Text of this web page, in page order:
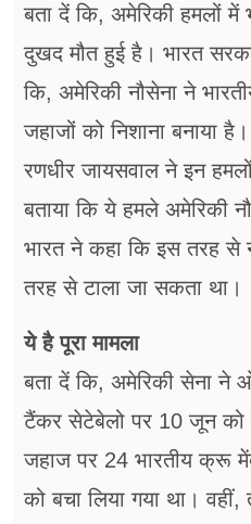
बता दें कि, अमेरिकी हमलों में
दुखद मौत हुई है। भारत
कि, अमेरिकी नौसेना ने
जहाजों को निशाना बनाया
रणधीर जायसवाल ने इन
बताया कि ये हमले अमेरिकी
भारत ने कहा कि इस तरह से
तरह से टाला जा सकता था।
ये है पूरा मामला
बता दें कि, अमेरिकी सेना ने
टैंकर सेटेबेलो पर 10 जून को
जहाज पर 24 भारतीय क्रू
को बचा लिया गया था। वहीं,